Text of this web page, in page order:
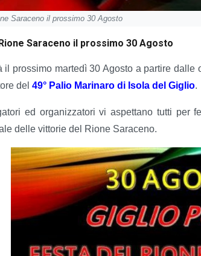
Saraceno il prossimo 30 Agosto
Saraceno il prossimo 30 Agosto
il prossimo martedì 30 Agosto a partire
del 49° Palio Marinaro di Isola del Giglio.
ed organizzatori vi aspettano tutti per
delle vittorie del Rione Saraceno.